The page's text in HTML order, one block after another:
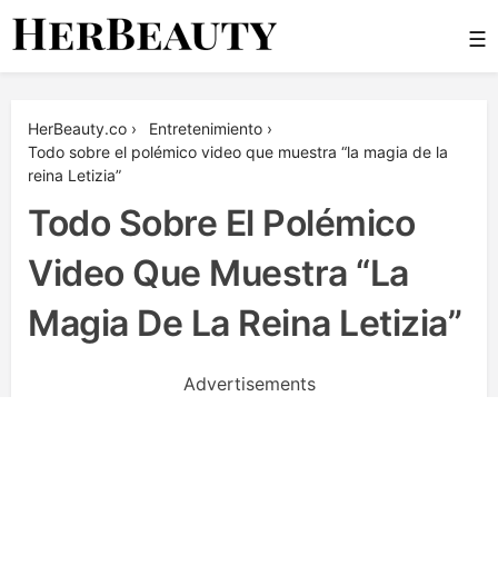
Skip
☰
HerBeauty.co › Entretenimiento ›
Todo sobre el polémico video que muestra “la magia de la
reina Letizia”
Todo Sobre El Polémico
Video Que Muestra “la
Magia De La Reina Letizia”
Advertisements